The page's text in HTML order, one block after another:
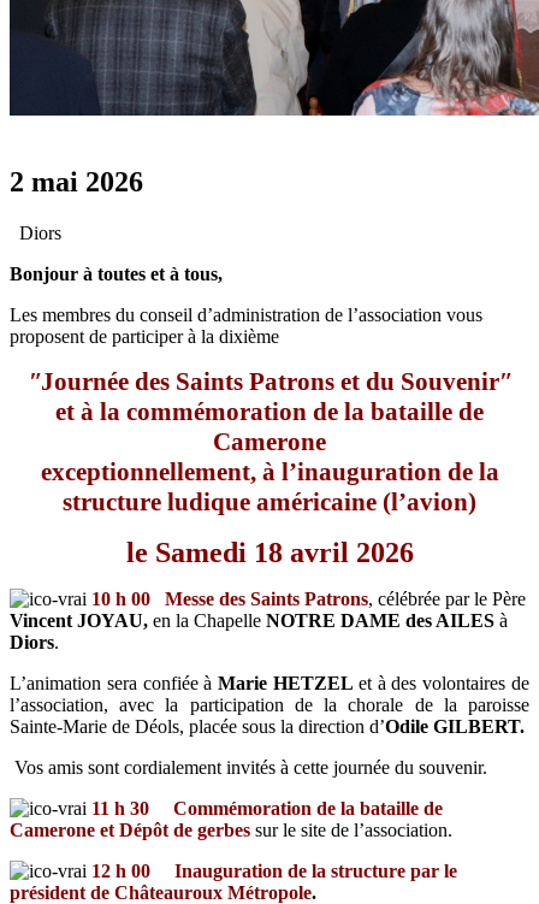
2 mai 2026
Diors
Bonjour à toutes et à tous,
Les membres du conseil d’administration de l’association vous
proposent de participer à la dixième
ʺJournée des Saints Patrons et du Souvenirʺ
et à la commémoration de la bataille de
Camerone
exceptionnellement, à l’inauguration de la
structure ludique américaine (l’avion)
le Samedi 18 avril 2026
10 h 00 Messe des Saints Patrons, célébrée par le Père
Vincent JOYAU, en la Chapelle NOTRE DAME des AILES à
Diors.
L’animation sera confiée àMarie HETZEL et à des volontaires de
l’association, avec la participation de la chorale de la paroisse
Sainte-Marie de Déols, placée sous la direction d’Odile GILBERT.
Vos amis sont cordialement invités à cette journée du souvenir.
11 h 30 Commémoration de la bataille de
Camerone et Dépôt de gerbes sur le site de l’association.
12 h 00 Inauguration de la structure par le
président de Châteauroux Métropole.